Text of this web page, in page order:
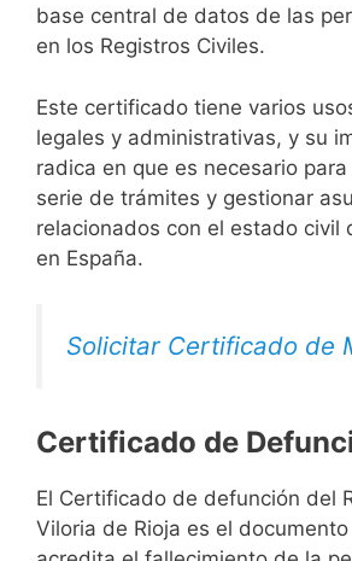
base central de datos de las
en los Registros Civiles.
Este certificado tiene varios
legales y administrativas, y su
radica en que es necesario
serie de trámites y gestionar
relacionados con el estado civil
en España.
Solicitar Certificado de
Certificado de
El Certificado de defunción del
Viloria de Rioja es el